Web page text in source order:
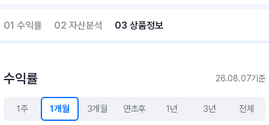
01 수익률 02 자산분석 03 상품정보
수익률 26.08.07기준
1주 1개월 3개월 연초후 1년 3년 전체